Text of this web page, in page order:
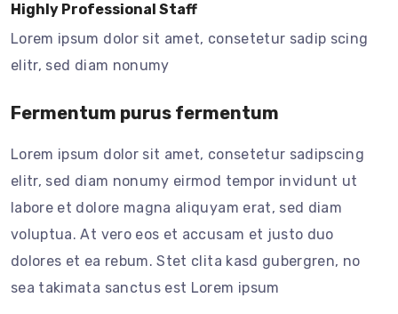
Highly Professional Staff
Lorem ipsum dolor sit amet, consetetur sadip scing
elitr, sed diam nonumy
Fermentum purus fermentum
Lorem ipsum dolor sit amet, consetetur sadipscing
elitr, sed diam nonumy eirmod tempor invidunt ut
labore et dolore magna aliquyam erat, sed diam
voluptua. At vero eos et accusam et justo duo
dolores et ea rebum. Stet clita kasd gubergren, no
sea takimata sanctus est Lorem ipsum